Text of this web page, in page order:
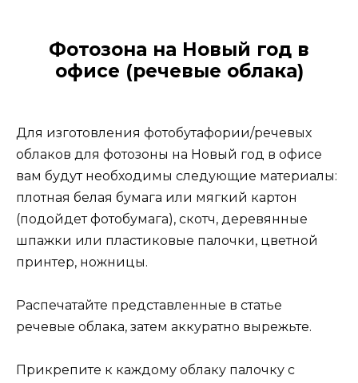
Фотозона на Новый год в
офисе (речевые облака)
Для изготовления фотобутафории/речевых
облаков для фотозоны на Новый год в офисе
вам будут необходимы следующие материалы:
плотная белая бумага или мягкий картон
(подойдет фотобумага), скотч, деревянные
шпажки или пластиковые палочки, цветной
принтер, ножницы.
Распечатайте представленные в статье
речевые облака, затем аккуратно вырежьте.
Прикрепите к каждому облаку палочку с